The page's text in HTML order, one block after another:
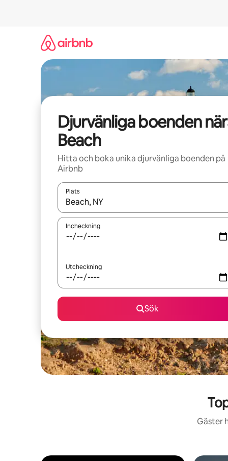
Djurvänliga boenden
Beach
Hitta och boka unika djurvänliga boenden på
Airbnb
Plats
När resultaten är tillgängliga kan du navigera
Incheckning
Utcheckning
Sök
Gäster